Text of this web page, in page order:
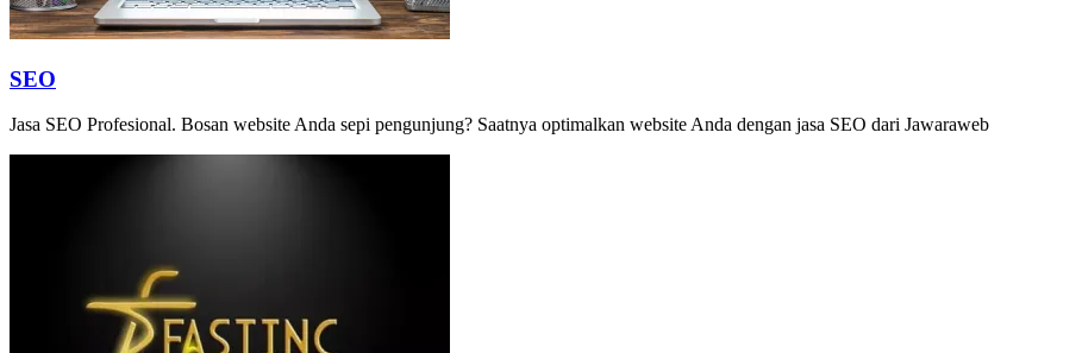
SEO
Jasa SEO Profesional. Bosan website Anda sepi pengunjung? Saatnya optimalkan website Anda dengan jasa SEO dari Jawaraweb